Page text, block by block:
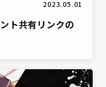
2023.05.01
ト共有リンクの